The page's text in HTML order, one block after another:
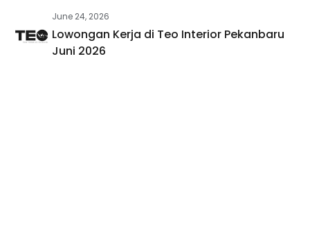
June 24, 2026
Lowongan Kerja di Teo Interior Pekanbaru
Juni 2026